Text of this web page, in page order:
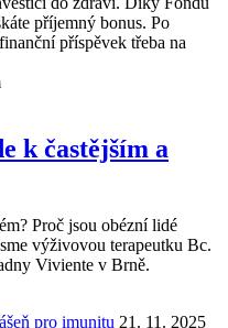
příjemný bonus. Po
příspěvek třeba na
k častějším a
Proč jsou obézní lidé
výživovou terapeutku Bc.
Viviente v Brně.
pro imunitu 21. 11. 2025